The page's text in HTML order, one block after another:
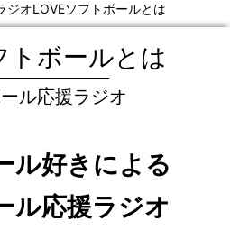
ソフト
ル
ジオLOVEソフトボールとは
トボールとは
ル応援ラジオ
ル好きによる
ル応援ラジオ